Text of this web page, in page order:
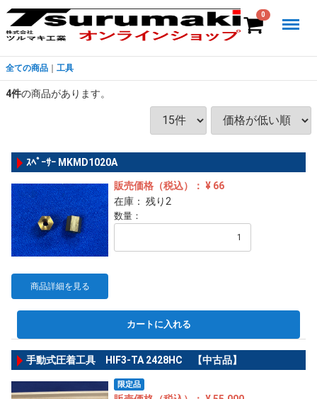
0
全ての商品 工具
4件の商品があります。
ｽﾍﾟｰｻｰ MKMD1020A
商品詳細を見る
販売価格（税込）： ¥ 66
在庫： 残り2
数量：
カートに入れる
手動式圧着工具 HIF3-TA 2428HC 【中古品】
限定品